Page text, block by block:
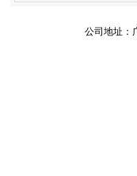
公司地址